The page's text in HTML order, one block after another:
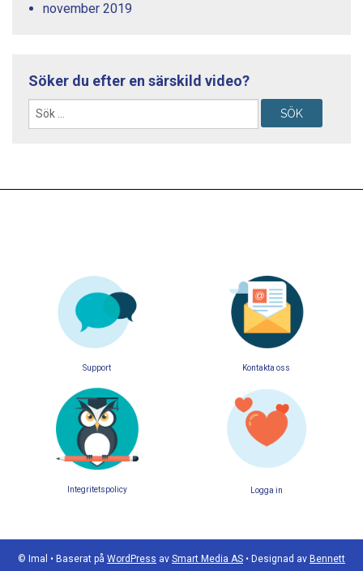
november 2019
Söker du efter en särskild video?
Sök
Support Kontakta oss
Integritetspolicy Logga in
© Imal • Baserat på WordPress av Smart Media AS • Designad av Bennett